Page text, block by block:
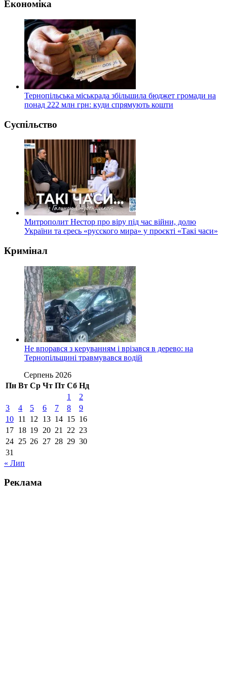
Економіка
Тернопільська міськрада збільшила бюджет громади на
понад 222 млн грн: куди спрямують кошти
Суспільство
Митрополит Нестор про віру під час війни, долю
України та єресь «русского мира» у проєкті «Такі часи»
Кримінал
Не впорався з керуванням і врізався в дерево: на
Тернопільщині травмувався водій
Серпень 2026
Пн Вт Ср Чт Пт Сб Нд
1
2
3
4 5 6 7 8
9
10 11 12 13 14 15 16
17 18 19 20 21 22 23
24 25 26 27 28 29 30
31
« Лип
Реклама